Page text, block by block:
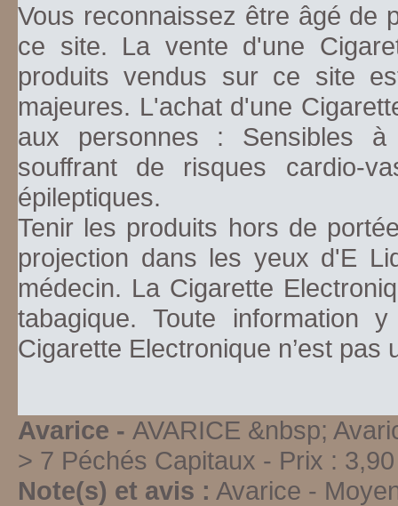
Vous reconnaissez être âgé de
ce site. La vente d'une
produits vendus sur ce site
majeures. L'achat d'une
aux personnes : Sensibles
souffrant de risques cardio-
épileptiques.
Tenir les produits hors de
projection dans les yeux d'E
médecin. La Cigarette
tabagique. Toute information
Cigarette Electronique n’est pas
Avarice - AVARICE &nbsp;
> 7 Péchés Capitaux - Prix : 3,90
Note(s) et avis : Avarice -